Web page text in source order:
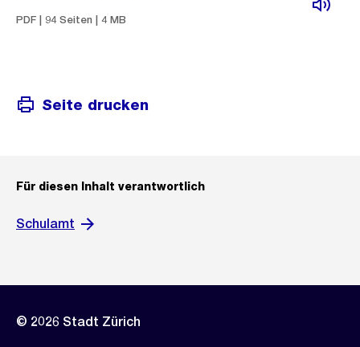
PDF | 94 Seiten | 4 MB
Seite drucken
Für diesen Inhalt verantwortlich
Schulamt
© 2026 Stadt Zürich